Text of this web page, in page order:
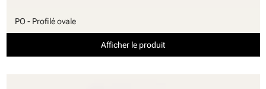
PO - Profilé ovale
Afficher le produit